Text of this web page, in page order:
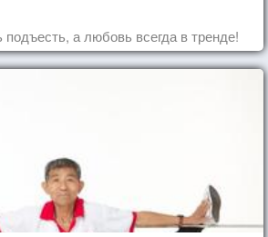
а любовь всегда в тренде!